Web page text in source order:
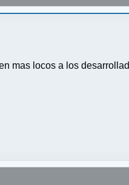
mas locos a los